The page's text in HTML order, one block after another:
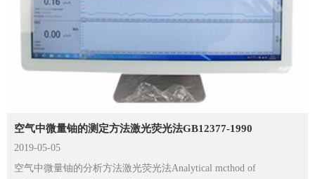
空气中微量铀的测定方法激光荧光法GB12377-1990
2019-05-05
空气中微量铀的分析方法激光荧光法Analytical mcthod of